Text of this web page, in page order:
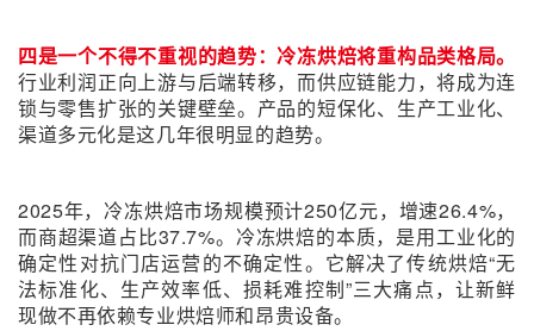
四是一个不得不重视的趋势：冷冻烘焙将重构品类格局。
行业利润正向上游与后端转移，而供应链能力，将成为连
锁与零售扩张的关键壁垒。产品的短保化、生产工业化、
渠道多元化是这几年很明显的趋势。
2025年，冷冻烘焙市场规模预计250亿元，增速26.4%，
而商超渠道占比37.7%。冷冻烘焙的本质，是用工业化的
确定性对抗门店运营的不确定性。它解决了传统烘焙“无
法标准化、生产效率低、损耗难控制”三大痛点，让新鲜
现做不再依赖专业烘焙师和昂贵设备。